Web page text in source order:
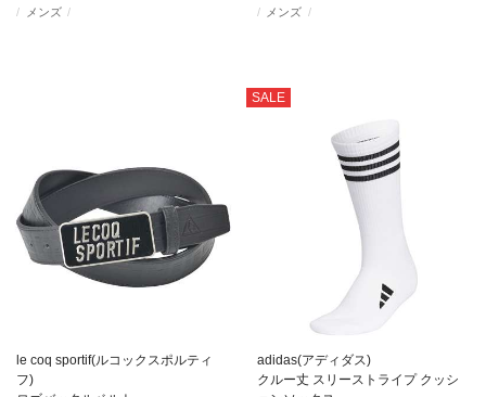
メンズ メンズ
le coq sportif(ルコックスポルティ
フ)
SALE
adidas(アディダス)
クルー丈 スリーストライプ クッシ